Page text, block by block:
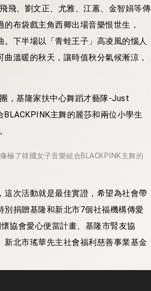
飛、劉文正、尤雅、江蕙、金智娟等傳
布袋戲主角西卿出場音樂恨世生，
。下半場以「青蛙王子」高凌風的惱人
溫暖的秋天，讓時值秋分氣候漸涼，
，基隆家扶中心舞蹈才藝隊-Just
主舞的麗莎和兩位小學生
了韓國女子音樂組合BLACKPINK主舞的
次活動就是最佳實證，希望為社會帶
捐贈基隆和新北市7個社福機構傳愛
協會愛心便當計畫、基隆市腎友協
北市瑤華先主社會福利慈善事業基金